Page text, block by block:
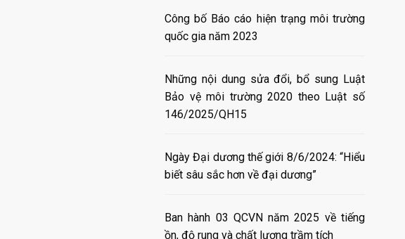
Công bố Báo cáo hiện trạng môi trường
quốc gia năm 2023
Những nội dung sửa đổi, bổ sung Luật
Bảo vệ môi trường 2020 theo Luật số
146/2025/QH15
Ngày Đại dương thế giới 8/6/2024: “Hiểu
biết sâu sắc hơn về đại dương”
Ban hành 03 QCVN năm 2025 về tiếng
ồn, độ rung và chất lượng trầm tích